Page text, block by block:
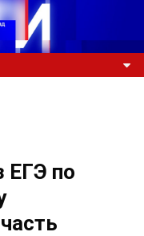
ЕГЭ по